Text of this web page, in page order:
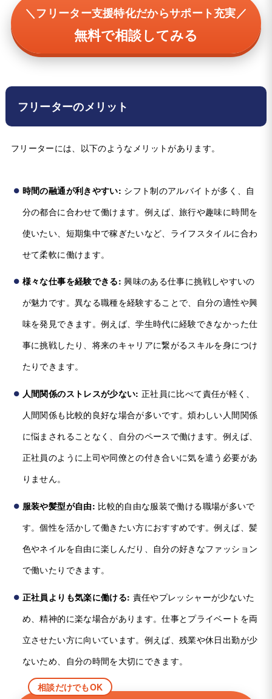
＼フリーター支援特化だからサポート充実／
無料で相談してみる
フリーターのメリット
フリーターには、以下のようなメリットがあります。
時間の融通が利きやすい: シフト制のアルバイトが多く、自
分の都合に合わせて働けます。例えば、旅行や趣味に時間を
使いたい、短期集中で稼ぎたいなど、ライフスタイルに合わ
せて柔軟に働けます。
様々な仕事を経験できる: 興味のある仕事に挑戦しやすいの
が魅力です。異なる職種を経験することで、自分の適性や興
味を発見できます。例えば、学生時代に経験できなかった仕
事に挑戦したり、将来のキャリアに繋がるスキルを身につけ
たりできます。
人間関係のストレスが少ない: 正社員に比べて責任が軽く、
人間関係も比較的良好な場合が多いです。煩わしい人間関係
に悩まされることなく、自分のペースで働けます。例えば、
正社員のように上司や同僚との付き合いに気を遣う必要があ
りません。
服装や髪型が自由: 比較的自由な服装で働ける職場が多いで
す。個性を活かして働きたい方におすすめです。例えば、髪
色やネイルを自由に楽しんだり、自分の好きなファッション
で働いたりできます。
正社員よりも気楽に働ける: 責任やプレッシャーが少ないた
め、精神的に楽な場合があります。仕事とプライベートを両
立させたい方に向いています。例えば、残業や休日出勤が少
ないため、自分の時間を大切にできます。
相談だけでもOK